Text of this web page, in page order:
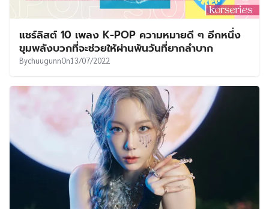
แชร์ลิสต์ 10 เพลง K-POP ความหมายดี ๆ อีกหนึ่ง
ขุมพลังบวกที่จะช่วยให้ผ่านพ้นวันที่ยากลำบาก
BychuugunnOn13/07/2022